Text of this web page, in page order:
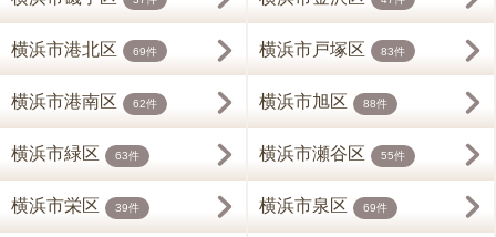
横浜市港北区 69件 横浜市戸塚区 83件
横浜市港南区 62件 横浜市旭区 88件
横浜市緑区 63件 横浜市瀬谷区 55件
横浜市栄区 39件 横浜市泉区 69件